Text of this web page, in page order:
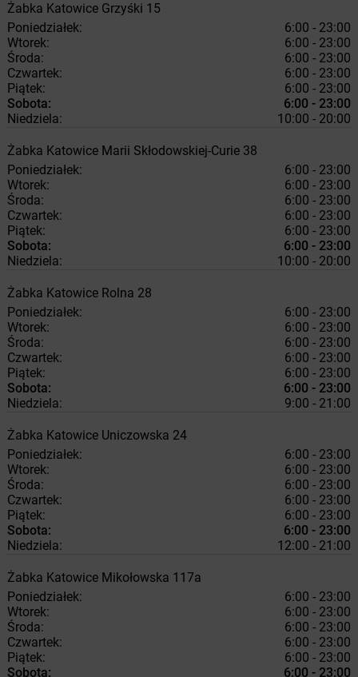
Żabka Katowice Grzyśki 15
Poniedziałek:
6:00 - 23:00
Wtorek:
6:00 - 23:00
Środa:
6:00 - 23:00
Czwartek:
6:00 - 23:00
Piątek:
6:00 - 23:00
Sobota:
6:00 - 23:00
Niedziela:
10:00 - 20:00
Żabka Katowice Marii Skłodowskiej-Curie 38
Poniedziałek:
6:00 - 23:00
Wtorek:
6:00 - 23:00
Środa:
6:00 - 23:00
Czwartek:
6:00 - 23:00
Piątek:
6:00 - 23:00
Sobota:
6:00 - 23:00
Niedziela:
10:00 - 20:00
Żabka Katowice Rolna 28
Poniedziałek:
6:00 - 23:00
Wtorek:
6:00 - 23:00
Środa:
6:00 - 23:00
Czwartek:
6:00 - 23:00
Piątek:
6:00 - 23:00
Sobota:
6:00 - 23:00
Niedziela:
9:00 - 21:00
Żabka Katowice Uniczowska 24
Poniedziałek:
6:00 - 23:00
Wtorek:
6:00 - 23:00
Środa:
6:00 - 23:00
Czwartek:
6:00 - 23:00
Piątek:
6:00 - 23:00
Sobota:
6:00 - 23:00
Niedziela:
12:00 - 21:00
Żabka Katowice Mikołowska 117a
Poniedziałek:
6:00 - 23:00
Wtorek:
6:00 - 23:00
Środa:
6:00 - 23:00
Czwartek:
6:00 - 23:00
Piątek:
6:00 - 23:00
Sobota:
6:00 - 23:00